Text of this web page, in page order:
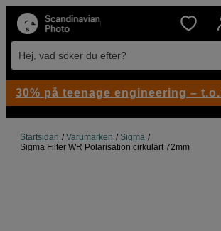
Hej, vad söker du efter?
Startsidan Varumärken
Sigma
Sigma Filter WR Polarisation cirkulärt 72mm
30% på teenage engineering –